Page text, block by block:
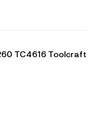
TC4616 Toolcraft